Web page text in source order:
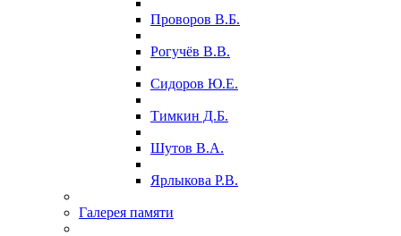
Проворов В.Б.
Рогучёв В.В.
Сидоров Ю.Е.
Тимкин Д.Б.
Шутов В.А.
Ярлыкова Р.В.
Галерея памяти